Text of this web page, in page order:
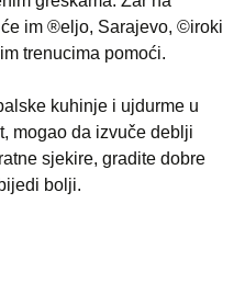
im ®eljo, Sarajevo, ©iroki
trenucima pomoći.
kuhinje i ujdurme u
mogao da izvuče deblji
sjekire, gradite dobre
bolji.